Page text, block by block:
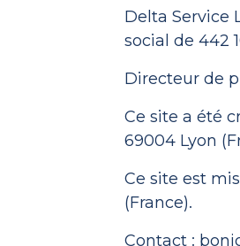
Delta Service
social de 442
Directeur de
Ce site a été
69004 Lyon
Ce site est
(France).
Contact :